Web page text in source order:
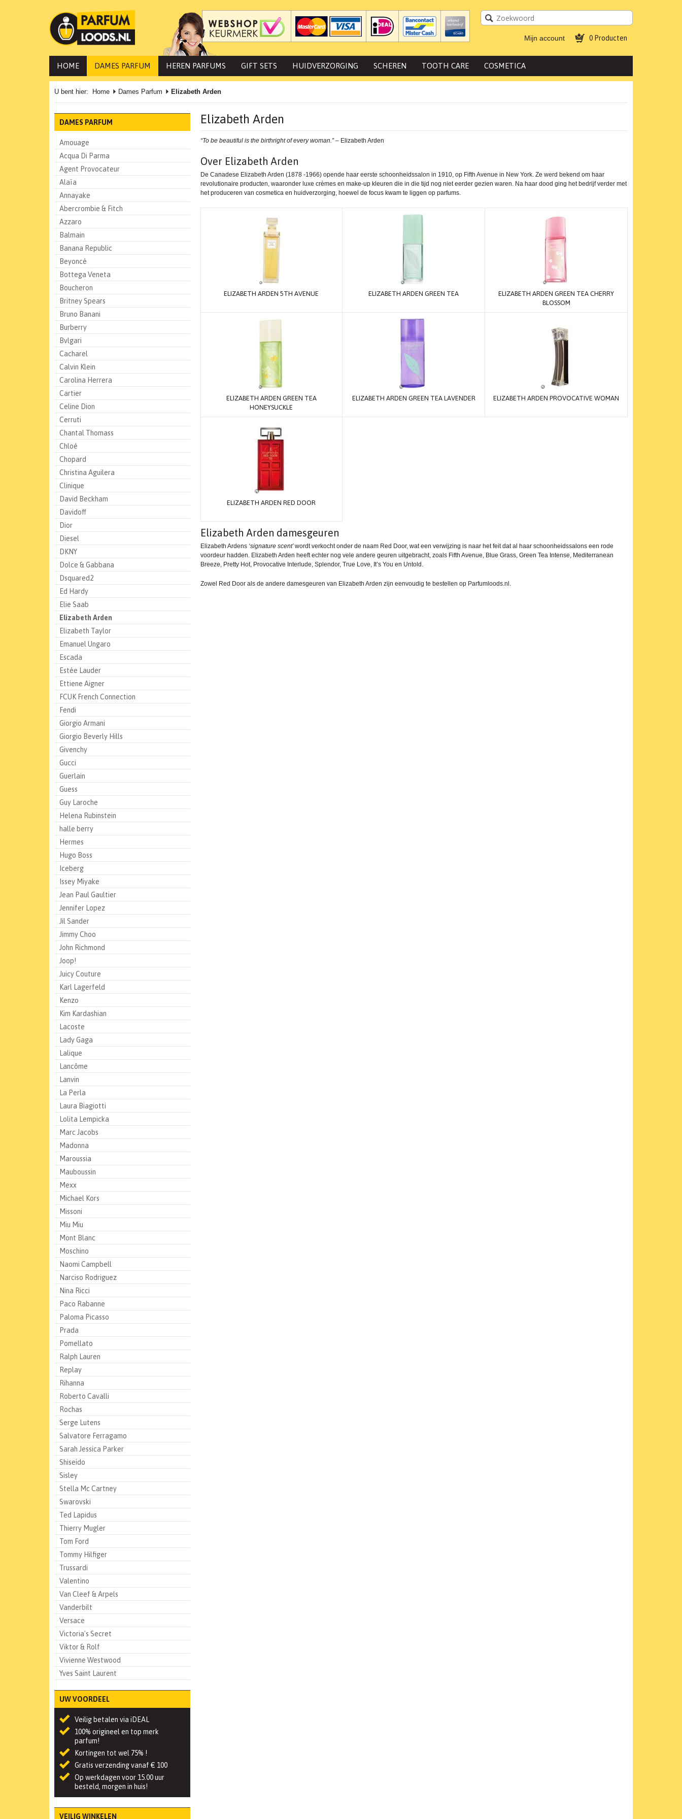
Mijn account 0 Producten
HOME DAMES PARFUM HEREN PARFUMS GIFT SETS HUIDVERZORGING SCHEREN TOOTH CARE COSMETICA
U bent hier: Home Dames Parfum Elizabeth Arden
DAMES PARFUM
Amouage
Acqua Di Parma
Agent Provocateur
Alaïa
Annayake
Abercrombie & Fitch
Azzaro
Balmain
Banana Republic
Beyoncé
Bottega Veneta
Boucheron
Britney Spears
Bruno Banani
Burberry
Bvlgari
Cacharel
Calvin Klein
Carolina Herrera
Cartier
Celine Dion
Cerruti
Chantal Thomass
Chloé
Chopard
Christina Aguilera
Clinique
David Beckham
Davidoff
Dior
Diesel
DKNY
Dolce & Gabbana
Dsquared2
Ed Hardy
Elie Saab
Elizabeth Arden
Elizabeth Taylor
Emanuel Ungaro
Escada
Estée Lauder
Ettiene Aigner
FCUK French Connection
Fendi
Giorgio Armani
Giorgio Beverly Hills
Givenchy
Gucci
Guerlain
Guess
Guy Laroche
Helena Rubinstein
halle berry
Hermes
Hugo Boss
Iceberg
Issey Miyake
Jean Paul Gaultier
Jennifer Lopez
Jil Sander
Jimmy Choo
John Richmond
Joop!
Juicy Couture
Karl Lagerfeld
Kenzo
Kim Kardashian
Lacoste
Lady Gaga
Lalique
Lancôme
Lanvin
La Perla
Laura Biagiotti
Lolita Lempicka
Marc Jacobs
Madonna
Maroussia
Mauboussin
Mexx
Michael Kors
Missoni
Miu Miu
Mont Blanc
Moschino
Naomi Campbell
Narciso Rodriguez
Nina Ricci
Paco Rabanne
Paloma Picasso
Prada
Pomellato
Ralph Lauren
Replay
Rihanna
Roberto Cavalli
Rochas
Serge Lutens
Salvatore Ferragamo
Sarah Jessica Parker
Shiseido
Sisley
Stella Mc Cartney
Swarovski
Ted Lapidus
Thierry Mugler
Tom Ford
Tommy Hilfiger
Trussardi
Valentino
Van Cleef & Arpels
Vanderbilt
Versace
Victoria's Secret
Viktor & Rolf
Vivienne Westwood
Yves Saint Laurent
UW VOORDEEL
Veilig betalen via iDEAL
100% origineel en top merk
parfum!
Kortingen tot wel 75% !
Gratis verzending vanaf € 100
Op werkdagen voor 15.00 uur
besteld, morgen in huis!
VEILIG WINKELEN
Elizabeth Arden
“To be beautiful is the birthright of every woman.”– Elizabeth Arden
Over Elizabeth Arden
De Canadese Elizabeth Arden (1878 -1966) opende haar eerste schoonheidssalon in 1910, op Fifth Avenue in New York. Ze werd bekend om haar
revolutionaire producten, waaronder luxe crèmes en make-up kleuren die in die tijd nog niet eerder gezien waren. Na haar dood ging het bedrijf verder met
het produceren van cosmetica en huidverzorging, hoewel de focus kwam te liggen op parfums.
ELIZABETH ARDEN 5TH AVENUE ELIZABETH ARDEN GREEN TEA
ELIZABETH ARDEN GREEN TEA CHERRY
BLOSSOM
ELIZABETH ARDEN GREEN TEA
HONEYSUCKLE
ELIZABETH ARDEN GREEN TEA LAVENDER ELIZABETH ARDEN PROVOCATIVE WOMAN
ELIZABETH ARDEN RED DOOR
Elizabeth Arden damesgeuren
Elizabeth Ardens ‘signature scent’wordt verkocht onder de naam Red Door, wat een verwijzing is naar het feit dat al haar schoonheidssalons een rode
voordeur hadden. Elizabeth Arden heeft echter nog vele andere geuren uitgebracht, zoals Fifth Avenue, Blue Grass, Green Tea Intense, Mediterranean
Breeze, Pretty Hot, Provocative Interlude, Splendor, True Love, It’s You en Untold.
Zowel Red Door als de andere damesgeuren van Elizabeth Arden zijn eenvoudig te bestellen op Parfumloods.nl.